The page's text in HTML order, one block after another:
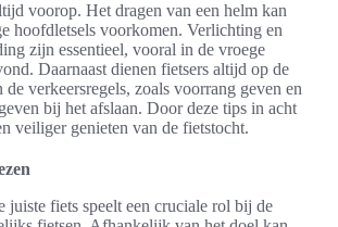
voorop. Het dragen van een helm kan
hoofdletsels voorkomen. Verlichting en
zijn essentieel, vooral in de vroege
Daarnaast dienen fietsers altijd op de
verkeersregels, zoals voorrang geven en
bij het afslaan. Door deze tips in acht
veiliger genieten van de fietstocht.
juiste fiets speelt een cruciale rol bij de